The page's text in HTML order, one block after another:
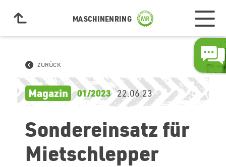
MASCHINENRING
ZURÜCK
Magazin 01/2023 22.06.23
Sondereinsatz für
Mietschlepper